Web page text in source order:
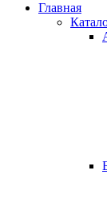
Главная